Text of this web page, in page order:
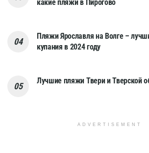
какие пляжи в Пирогово
Пляжи Ярославля на Волге –
купания в 2024 году
Лучшие пляжи Твери и Тверской
ADVERTISEMENT